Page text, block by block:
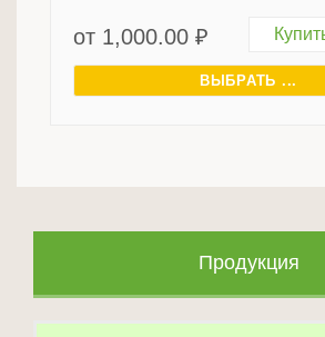
Продукция
от 1,000.00 ₽
ВЫБРАТЬ ...